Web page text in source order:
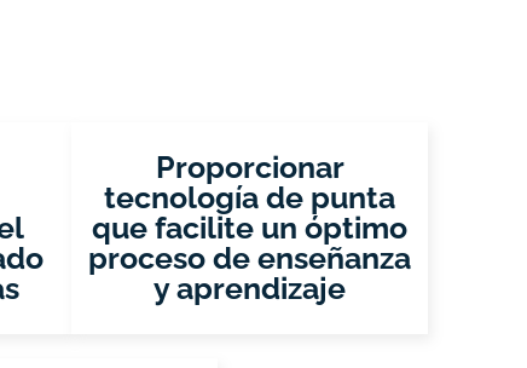
Proporcionar
tecnología de punta
que facilite un óptimo
proceso de enseñanza
y aprendizaje